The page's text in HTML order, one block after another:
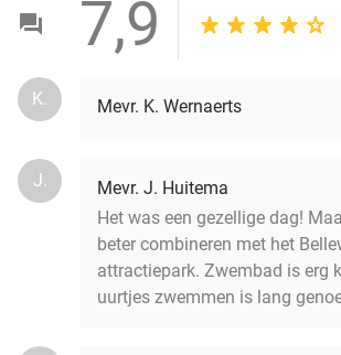
7,9
K. Mevr. K. Wernaerts
J.
Mevr. J. Huitema
Het was een gezellige dag!
beter combineren met het
attractiepark. Zwembad is erg
uurtjes zwemmen is lang